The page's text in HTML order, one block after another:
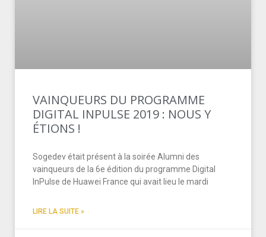
VAINQUEURS DU PROGRAMME
DIGITAL INPULSE 2019 : NOUS Y
ÉTIONS !
Sogedev était présent à la soirée Alumni des
vainqueurs de la 6e édition du programme Digital
InPulse de Huawei France qui avait lieu le mardi
LIRE LA SUITE »